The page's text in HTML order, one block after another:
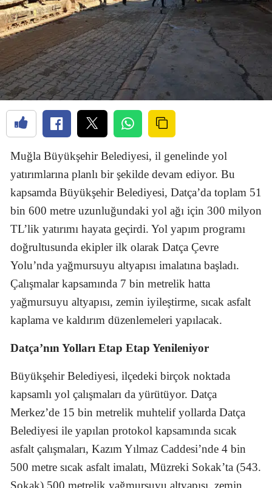
Muğla Büyükşehir Belediyesi, il genelinde yol
yatırımlarına planlı bir şekilde devam ediyor. Bu
kapsamda Büyükşehir Belediyesi, Datça’da toplam 51
bin 600 metre uzunluğundaki yol ağı için 300 milyon
TL’lik yatırımı hayata geçirdi. Yol yapım programı
doğrultusunda ekipler ilk olarak Datça Çevre
Yolu’nda yağmursuyu altyapısı imalatına başladı.
Çalışmalar kapsamında 7 bin metrelik hatta
yağmursuyu altyapısı, zemin iyileştirme, sıcak asfalt
kaplama ve kaldırım düzenlemeleri yapılacak.
Datça’nın Yolları Etap Etap Yenileniyor
Büyükşehir Belediyesi, ilçedeki birçok noktada
kapsamlı yol çalışmaları da yürütüyor. Datça
Merkez’de 15 bin metrelik muhtelif yollarda Datça
Belediyesi ile yapılan protokol kapsamında sıcak
asfalt çalışmaları, Kazım Yılmaz Caddesi’nde 4 bin
500 metre sıcak asfalt imalatı, Müzreki Sokak’ta (543.
Sokak) 500 metrelik yağmursuyu altyapısı, zemin